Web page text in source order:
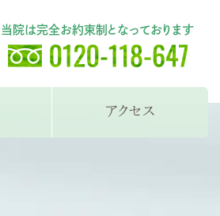
当院は完全お約束制となっております
アクセス